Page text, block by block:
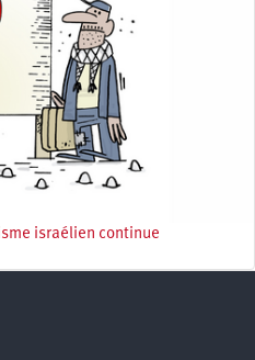
israélien continue